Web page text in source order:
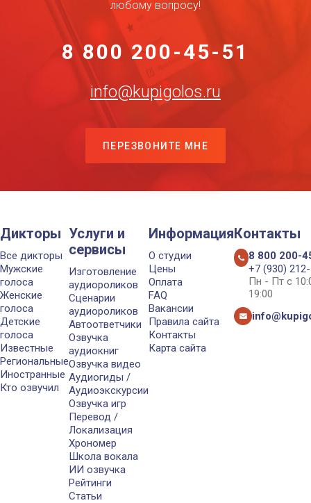
любому вопросу!
8 800 200-45-51
info@kupigolos.ru
ПЕРЕЗВОНИТЕ МНЕ
Дикторы
Все дикторы
Мужские
голоса
Женские
голоса
Детские
голоса
Известные
Региональные
Иностранные
Кто озвучил
Услуги и
сервисы
Изготовление
аудиороликов
Сценарии
аудиороликов
Автоответчики
Озвучка
аудиокниг
Озвучка видео
Аудиогиды /
Аудиоэкскурсии
Озвучка игр
Перевод /
Локализация
Хрономер
Школа вокала
ИИ озвучка
Рейтинги
Статьи
Информация
О студии
Цены
Оплата
FAQ
Вакансии
Правила сайта
Контакты
Карта сайта
Контакты
8 800 200-
+7 (930)
Пн - Пт с
19:00